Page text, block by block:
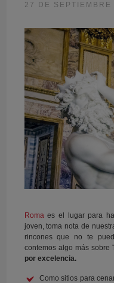
27 DE SEPTIEMBRE
Roma es el lugar para
joven, toma nota de
rincones que no te
contemos algo más sobre
por excelencia.
Como sitios para